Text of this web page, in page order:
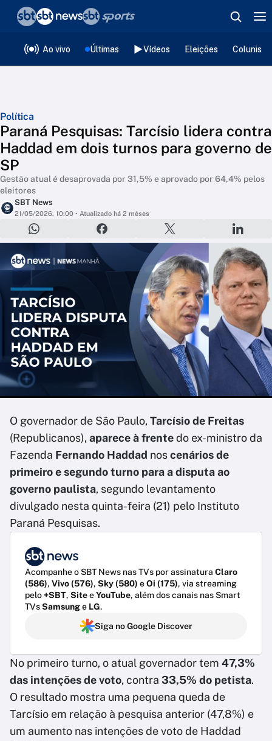
Ao vivo Últimas Vídeos Eleições
Política
Paraná Pesquisas: Tarcísio lidera contra
Haddad em dois turnos para governo de
SP
Gestão atual é desaprovada por 31,5% e aprovado por 64,4% pelos
eleitores
SBT News
21/05/2026, 10:00 • Atualizado há 2 mêses
O governador de São Paulo, Tarcísio de Freitas
(Republicanos), aparece à frentedo ex-ministro da
Fazenda Fernando Haddad noscenários de
primeiro e segundo turno para a disputa ao
governo paulista, segundo levantamento
divulgado nesta quinta-feira (21) pelo Instituto
Paraná Pesquisas.
Acompanhe o SBT News nas TVs por assinatura Claro
(586), Vivo (576), Sky (580) eOi (175), via streaming
pelo+SBT, SiteeYouTube, além dos canais nas Smart
TVsSamsunge LG.
Siga no Google Discover
No primeiro turno, o atual governador tem 47,3%
das intenções de voto, contra 33,5% do petista.
O resultado mostra uma pequena queda de
Tarcísio em relação à pesquisa anterior (47,8%) e
um aumento nas intenções de voto de Haddad
❮voltar
Editorias